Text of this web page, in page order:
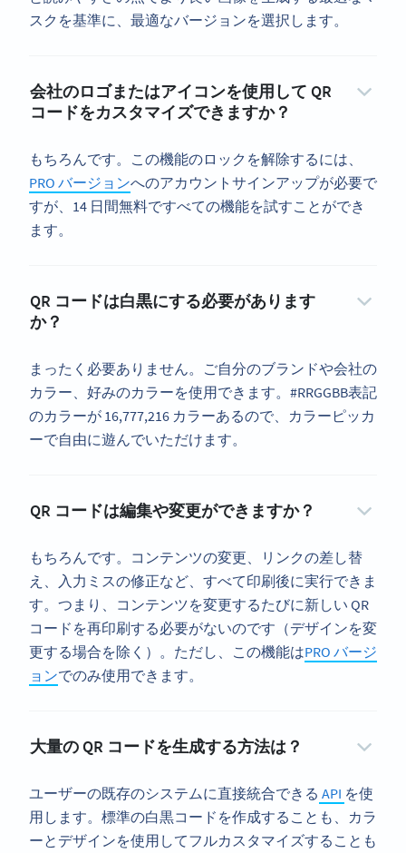
スクを基準に、最適なバージョンを選択します。
会社のロゴまたはアイコンを使用して QR
コードをカスタマイズできますか？
もちろんです。この機能のロックを解除するには、
PRO バージョンへのアカウントサインアップが必要で
すが、14 日間無料ですべての機能を試すことができ
ます。
QR コードは白黒にする必要があります
か？
まったく必要ありません。ご自分のブランドや会社の
カラー、好みのカラーを使用できます。#RRGGBB表記
のカラーが 16,777,216 カラーあるので、カラーピッカ
ーで自由に遊んでいただけます。
QR コードは編集や変更ができますか？
もちろんです。コンテンツの変更、リンクの差し替
え、入力ミスの修正など、すべて印刷後に実行できま
す。つまり、コンテンツを変更するたびに新しい QR
コードを再印刷する必要がないのです（デザインを変
更する場合を除く）。ただし、この機能はPRO バージ
ョンでのみ使用できます。
大量の QR コードを生成する方法は？
ユーザーの既存のシステムに直接統合できる API を使
用します。標準の白黒コードを作成することも、カラ
ーとデザインを使用してフルカスタマイズすることも